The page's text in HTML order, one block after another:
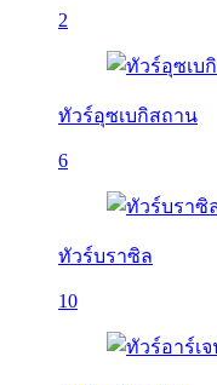
2
ทัวร์อุซเบกิสถาน
6
ทัวร์บราซิล
10